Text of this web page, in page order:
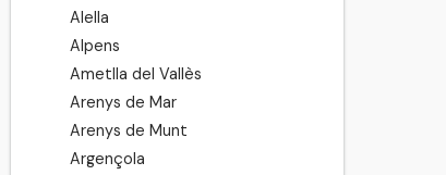
Alella
Alpens
Ametlla del Vallès
Arenys de Mar
Arenys de Munt
Argençola